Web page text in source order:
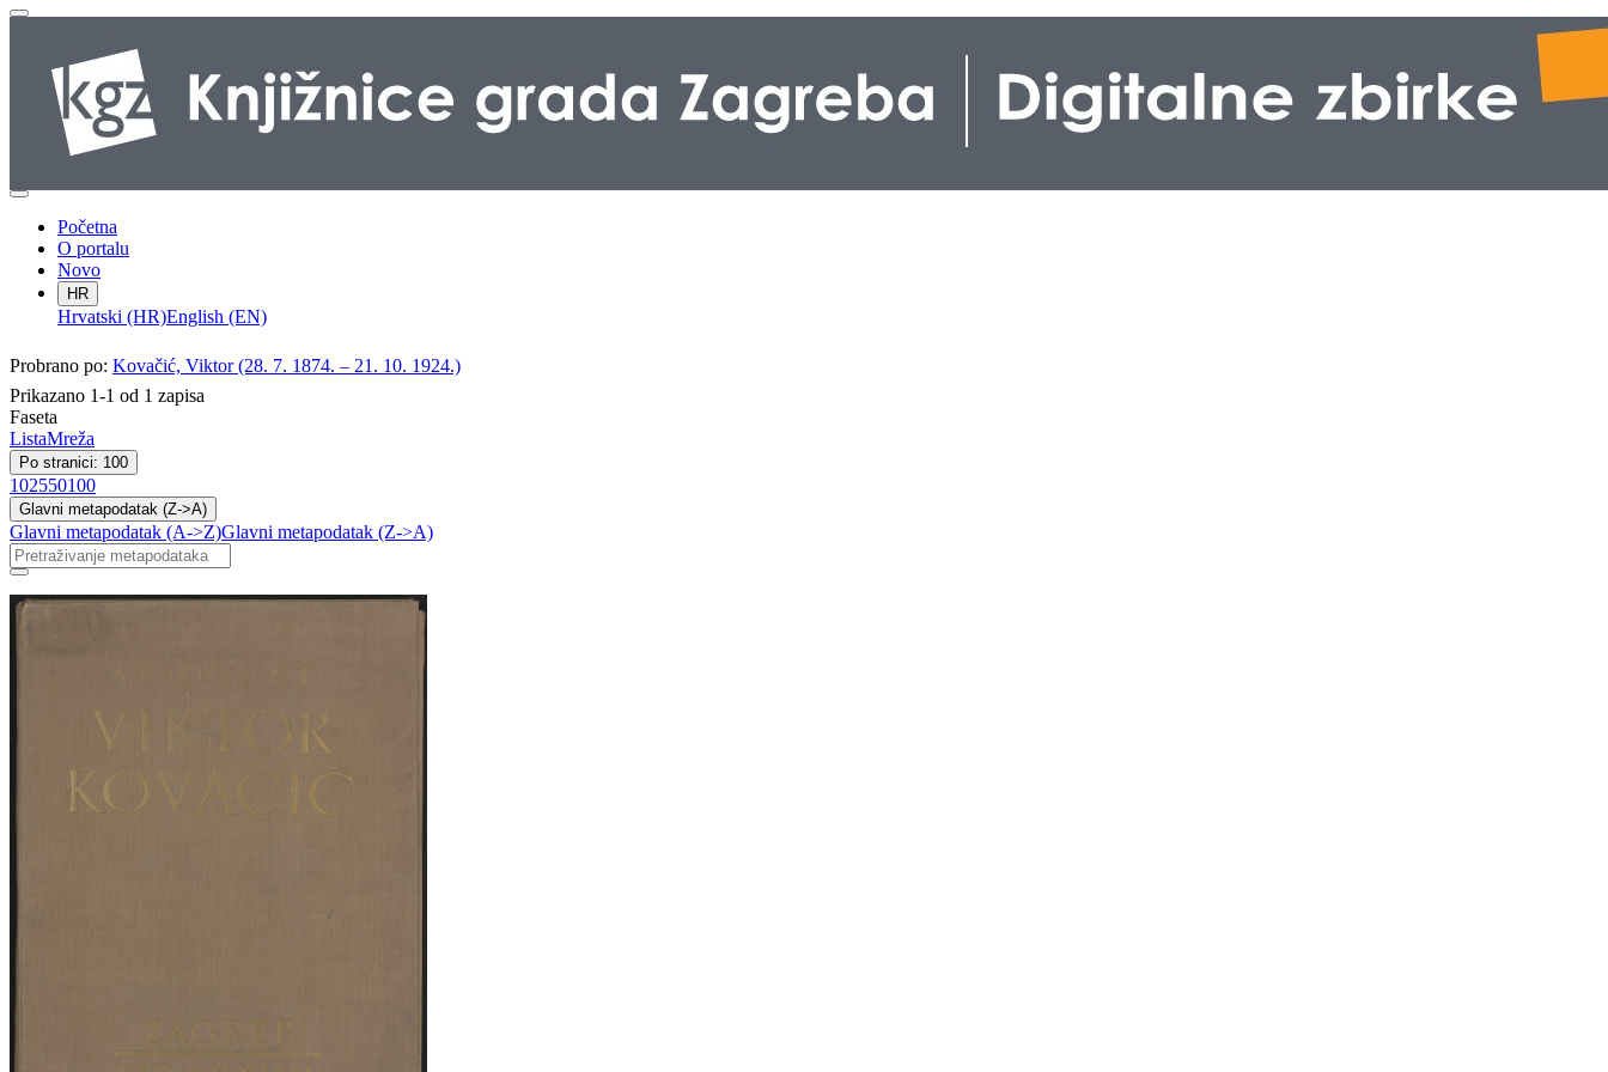
Početna
O portalu
Novo
HR
Hrvatski (HR)English (EN)
Probrano po: Kovačić, Viktor (28. 7. 1874. – 21. 10. 1924.)
Prikazano 1-1 od 1 zapisa
Faseta
ListaMreža
Po stranici: 100
102550100
Glavni metapodatak (Z->A)
Glavni metapodatak (A->Z)Glavni metapodatak (Z->A)